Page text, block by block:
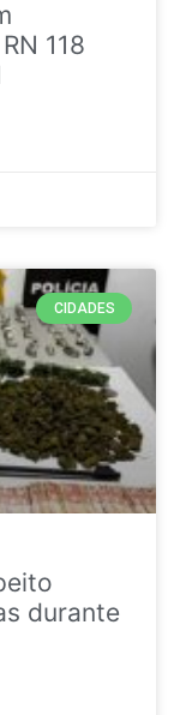
118
CIDADES
durante